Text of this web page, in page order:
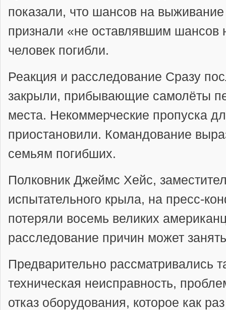
показали, что шансов на
признали «не оставлявшим шансов
человек погибли.
Реакция и расследование Сразу
закрыли, прибывающие самолёты
места. Некоммерческие пропуска
приостановили. Командование
семьям погибших.
Полковник Джеймс Хейс,
испытательного крыла, на пресс-
потеряли восемь великих
расследование причин может
Предварительно рассматривались
техническая неисправность,
отказ оборудования, которое как